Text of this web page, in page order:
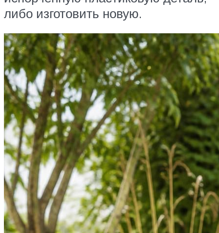
либо изготовить новую.